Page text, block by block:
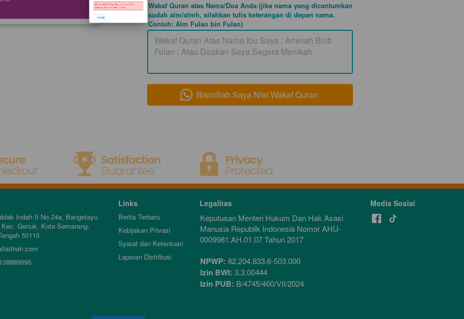
Wakaf Quran atas Nama/Doa Anda (jika nama yang dicantumkan
sudah alm/almh, silahkan tulis keterangan di depan nama.
Contoh: Alm Fulan bin Fulan)
` Bismillah Saya Niat Wakaf Quran
Indah II No.24a, Bangetayu
Genuk, Kota Semarang,
50115
Links
Berita Terbaru
Kebijakan Privasi
Syarat dan Ketentuan
Laporan Distribusi
Legalitas
Keputusan Menteri Hukum Dan Hak Asasi
Manusia Republik Indonesia Nomor AHU-
0009981.AH.01.07 Tahun 2017
NPWP: 82.204.833.6-503.000
Izin BWI: 3.3.00444
Izin PUB: B/4745/460/VII/2024
Media Sosial
Mohon Maaf! Sepertinya ada masalah.
Tolong refresh browser kamu